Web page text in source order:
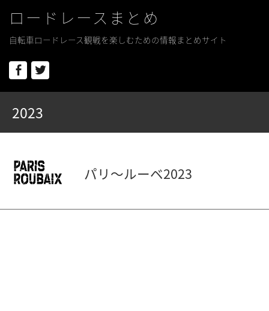
ロードレースまとめ
自転車ロードレース観戦を楽しむための情報まとめサイト
Facebook
2023
パリ〜ルーベ2023